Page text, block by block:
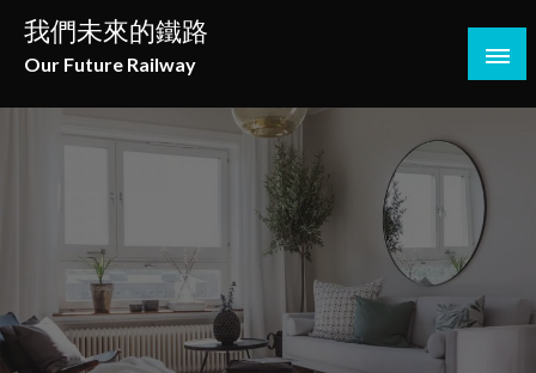
Skip
content
我們未來的鐵路
Our Future Railway